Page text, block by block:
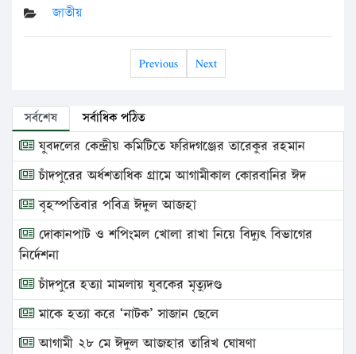
জাতীয়
Previous Next
সর্বশেষ সর্বাধিক পঠিত
যুবদলের কেন্দ্রীয় কমিটিতে ফরিদগঞ্জের তারেকুর রহমান
চাঁদপুরের অর্ধশতাধিক গ্রামে আগামীকাল কোরবানির ঈদ
বৃহস্পতিবার পবিত্র ঈদুল আজহা
দোকানপাট ও শপিংমল খোলা রাখা নিয়ে বিদ্যুৎ বিভাগের
নির্দেশনা
চাঁদপুরে হত্যা মামলায় যুবকের মৃত্যুদণ্ড
মাকে হত্যা করে ‘নাটক’ সাজান ছেলে
আগামী ২৮ মে ঈদুল আজহার তারিখ ঘোষণা